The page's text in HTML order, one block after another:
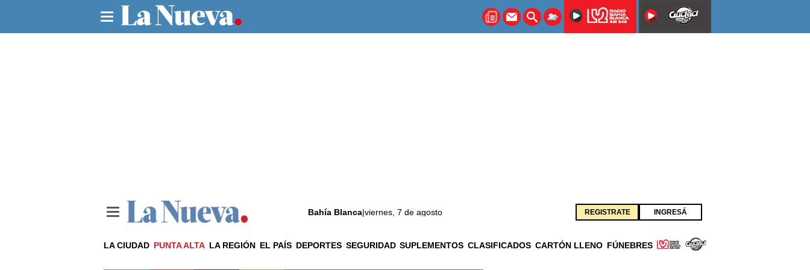
Bahía Blanca|viernes, 7 de agosto REGISTRATE INGRESÁ
LA CIUDAD PUNTA ALTA LA REGIÓN EL PAÍS DEPORTES SEGURIDAD SUPLEMENTOS CLASIFICADOS CARTÓN LLENO FÚNEBRES